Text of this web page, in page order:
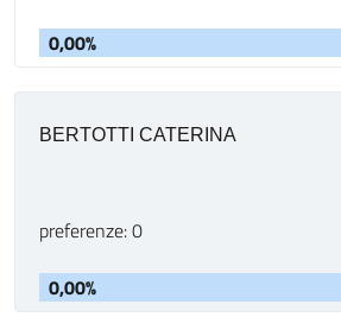
0,00%
BERTOTTI CATERINA
preferenze: 0
0,00%